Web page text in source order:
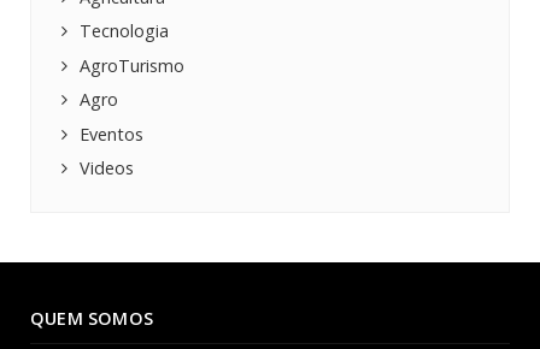
Tecnologia
AgroTurismo
Agro
Eventos
Videos
QUEM SOMOS